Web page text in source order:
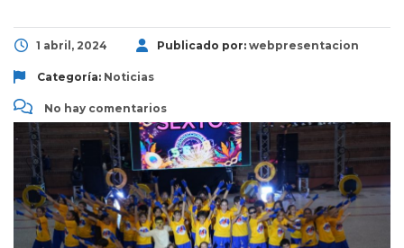
1 abril, 2024 Publicado por: webpresentacion
Categoría: Noticias
No hay comentarios